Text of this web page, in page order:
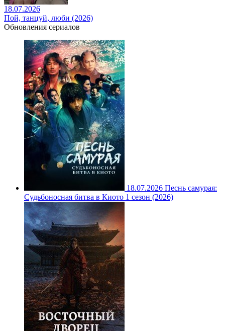
18.07.2026
Пой, танцуй, люби (2026)
Обновления сериалов
18.07.2026 Песнь самурая:
Судьбоносная битва в Киото 1 сезон (2026)